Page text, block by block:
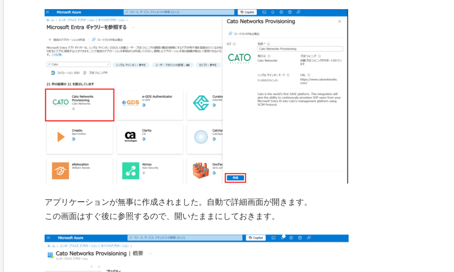
アプリケーションが無事に作成されました。自動で詳細画面が開きます。
この画面はすぐ後に参照するので、開いたままにしておきます。